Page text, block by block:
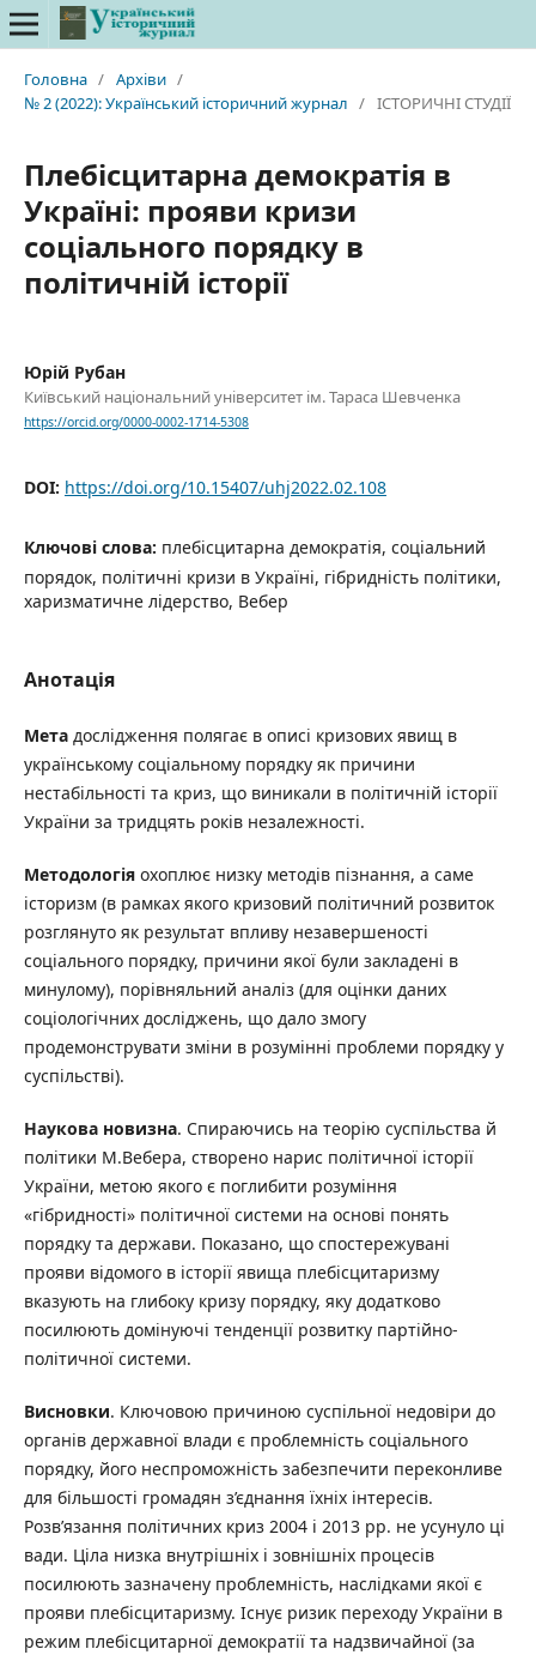
Головна / Архіви /
№ 2 (2022): Український історичний журнал / ІСТОРИЧНІ СТУДІЇ
Плебісцитарна демократія в
Україні: прояви кризи
соціального порядку в
політичній історії
Юрій Рубан
Київський національний університет ім. Тараса Шевченка
https://orcid.org/0000-0002-1714-5308
DOI: https://doi.org/10.15407/uhj2022.02.108
Ключові слова: плебісцитарна демократія, соціальний
порядок, політичні кризи в Україні, гібридність політики,
харизматичне лідерство, Вебер
Анотація
Метадослідження полягає в описі кризових явищ в
українському соціальному порядку як причини
нестабільності та криз, що виникали в політичній історії
України за тридцять років незалежності.
Методологіяохоплює низку методів пізнання, а саме
історизм (в рамках якого кризовий політичний розвиток
розглянуто як результат впливу незавершеності
соціального порядку, причини якої були закладені в
минулому), порівняльний аналіз (для оцінки даних
соціологічних досліджень, що дало змогу
продемонструвати зміни в розумінні проблеми порядку у
суспільстві).
Наукова новизна. Спираючись на теорію суспільства й
політики М.Вебера, створено нарис політичної історії
України, метою якого є поглибити розуміння
«гібридності» політичної системи на основі понять
порядку та держави. Показано, що спостережувані
прояви відомого в історії явища плебісцитаризму
вказують на глибоку кризу порядку, яку додатково
посилюють домінуючі тенденції розвитку партійно-
політичної системи.
Висновки. Ключовою причиною суспільної недовіри до
органів державної влади є проблемність соціального
порядку, його неспроможність забезпечити переконливе
для більшості громадян з’єднання їхніх інтересів.
Розв’язання політичних криз 2004 і 2013 рр. не усунуло ці
вади. Ціла низка внутрішніх і зовнішніх процесів
посилюють зазначену проблемність, наслідками якої є
прояви плебісцитаризму. Існує ризик переходу України в
режим плебісцитарної демократії та надзвичайної (за